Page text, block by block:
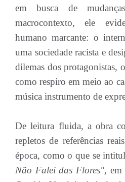
em busca de
macrocontexto, ele
humano marcante: o
uma sociedade racista e
dilemas dos protagonistas,
como respiro em meio ao
música instrumento de
De leitura fluida, a obra
repletos de referências
época, como o que se
Não Falei das Flores", em